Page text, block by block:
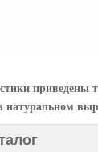
приведены
натуральном